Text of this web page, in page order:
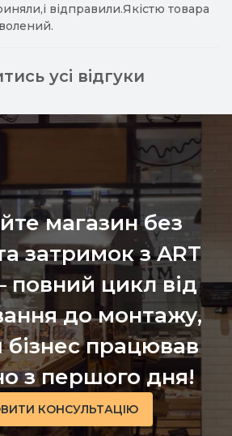
відправили.Якістю товара
усі відгуки
магазин без
затримок з ART
повний цикл від
до монтажу,
працював
з першого дня!
КОНСУЛЬТАЦІЮ